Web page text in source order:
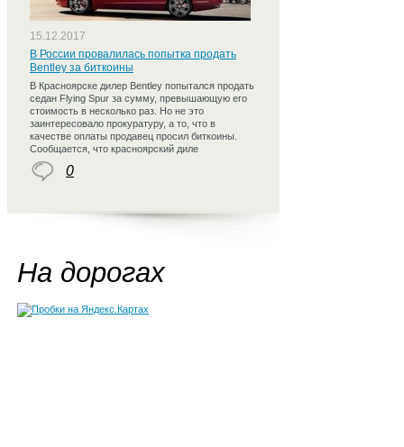
15.12.2017
В России провалилась попытка продать
Bentley за биткоины
В Красноярске дилер Bentley попытался продать
седан Flying Spur за сумму, превышающую его
стоимость в несколько раз. Но не это
заинтересовало прокуратуру, а то, что в
качестве оплаты продавец просил биткоины.
Сообщается, что красноярский диле
0
На дорогах